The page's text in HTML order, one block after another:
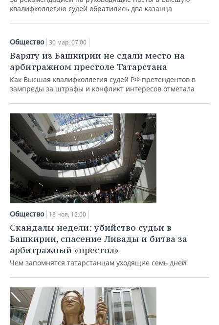
квалифколлегию судей обратились два казанца
Общество 30 мар, 07:00
Варягу из Башкирии не сдали место на
арбитражном престоле Татарстана
Как Высшая квалифколлегия судей РФ претендентов в
зампреды за штрафы и конфликт интересов отметала
Общество 18 ноя, 12:00
Скандалы недели: убийство судьи в
Башкирии, спасение Ливады и битва за
арбитражный «престол»
Чем запомнятся татарстанцам уходящие семь дней